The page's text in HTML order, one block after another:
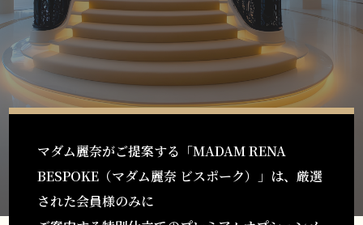
マダム麗奈がご提案する「MADAM RENA
BESPOKE（マダム麗奈 ビスポーク）」は、厳選
された会員様のみに